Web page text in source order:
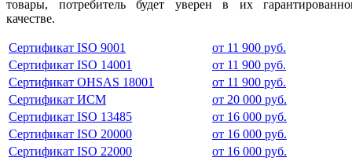
товары, потребитель будет уверен в их
качестве.
Сертификат ISO 9001
от 11 900 руб.
Сертификат ISO 14001
от 11 900 руб.
Сертификат OHSAS 18001
от 11 900 руб.
Сертификат ИСМ
от 20 000 руб.
Сертификат ISO 13485
от 16 000 руб.
Сертификат ISO 20000
от 16 000 руб.
Сертификат ISO 22000
от 16 000 руб.